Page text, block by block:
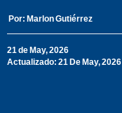
Por: Marlon Gutiérrez
21 de May, 2026
Actualizado: 21 De May, 2026